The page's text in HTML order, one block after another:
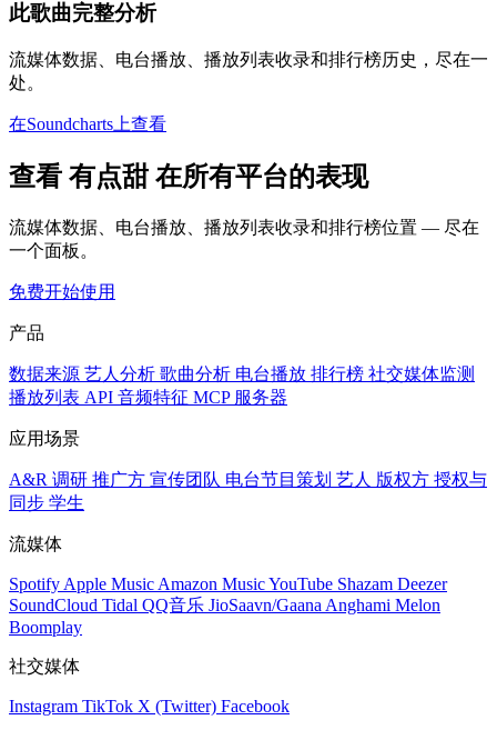
此歌曲完整分析
流媒体数据、电台播放、播放列表收录和排行榜历史，尽在一
处。
在Soundcharts上查看
查看 有点甜 在所有平台的表现
流媒体数据、电台播放、播放列表收录和排行榜位置 — 尽在
一个面板。
免费开始使用
产品
数据来源 艺人分析 歌曲分析 电台播放 排行榜 社交媒体监测
播放列表 API 音频特征 MCP 服务器
应用场景
A&R 调研 推广方 宣传团队 电台节目策划 艺人 版权方 授权与
同步 学生
流媒体
Spotify Apple Music Amazon MusicYouTube Shazam Deezer
SoundCloud Tidal QQ音乐 JioSaavn/Gaana Anghami Melon
Boomplay
社交媒体
Instagram TikTok X (Twitter) Facebook